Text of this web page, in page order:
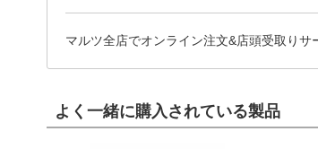
マルツ全店でオンライン注文&店頭受取りサ
よく一緒に購入されている製品